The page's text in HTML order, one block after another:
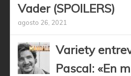
Vader (SPOILERS)
agosto 26, 2021
Variety
Pascal: «En